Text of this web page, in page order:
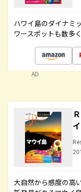
ハワイ島のダイナミ
ワースポットも数多
AD
大自然から感度の高